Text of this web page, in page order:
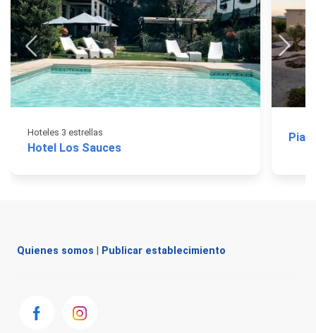
Hoteles 3 estrellas
Hotel Los Sauces
Quienes somos Publicar establecimiento